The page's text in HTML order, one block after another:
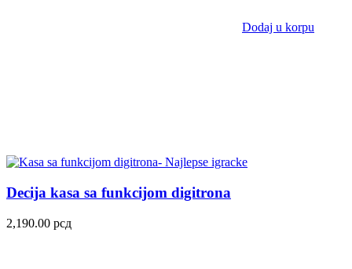
Dodaj u korpu
Decija kasa sa funkcijom digitrona
2,190.00 рсд